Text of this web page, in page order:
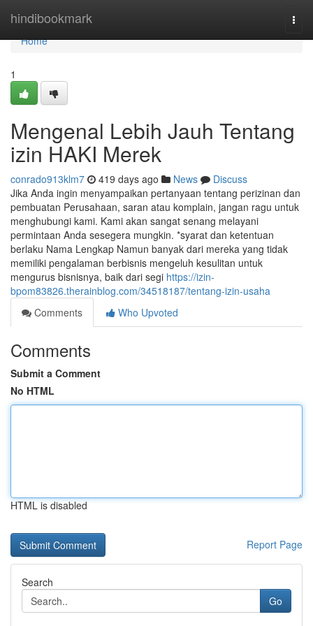
hindibookmark
Home
Home
1
Mengenal Lebih Jauh Tentang
izin HAKI Merek
conrado913klm7 419 days ago News
Discuss
Jika Anda ingin menyampaikan pertanyaan tentang perizinan dan
pembuatan Perusahaan, saran atau komplain, jangan ragu untuk
menghubungi kami. Kami akan sangat senang melayani
permintaan Anda sesegera mungkin. *syarat dan ketentuan
berlaku Nama Lengkap Namun banyak dari mereka yang tidak
memiliki pengalaman berbisnis mengeluh kesulitan untuk
mengurus bisnisnya, baik dari segi https://izin-
bpom83826.therainblog.com/34518187/tentang-izin-usaha
Comments
Who Upvoted
Comments
Submit a Comment
No HTML
HTML is disabled
Report Page
Search
Go